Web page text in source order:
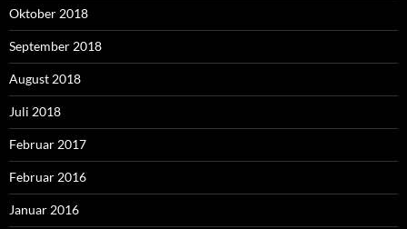
Oktober 2018
September 2018
August 2018
Juli 2018
Februar 2017
Februar 2016
Januar 2016